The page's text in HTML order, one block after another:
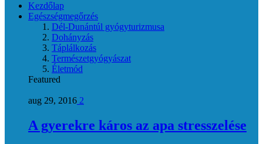
Kezdőlap
Egészségmegőrzés
Dél-Dunántúl gyógyturizmusa
Dohányzás
Táplálkozás
Természetgyógyászat
Életmód
Featured
aug 29, 2016 2
A gyerekre káros az apa stresszelése